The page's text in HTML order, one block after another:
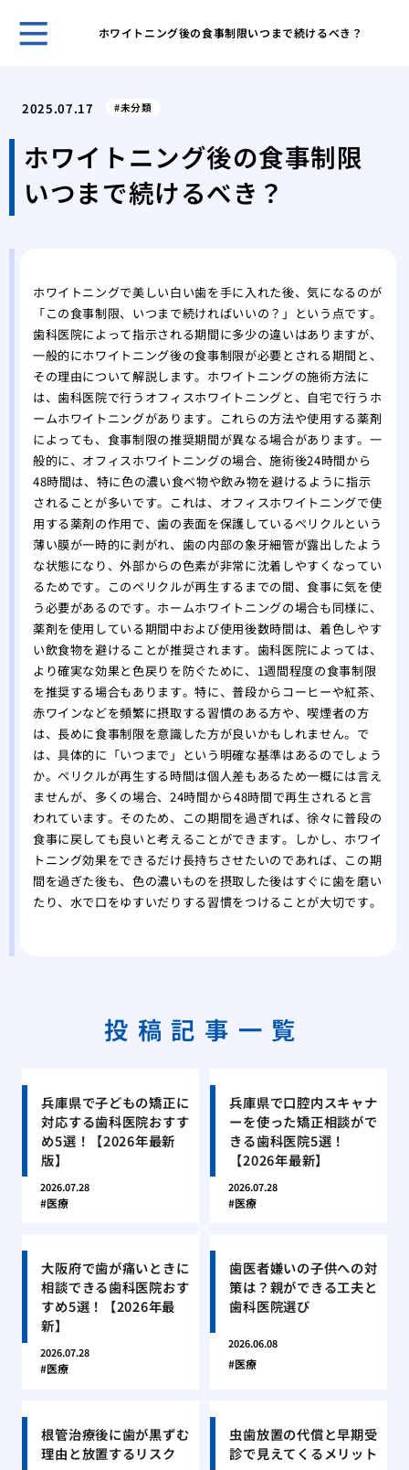
ホワイトニング後の食事制限いつまで続けるべき？
を
2025.07.17 未分類
ホワイトニング後の食事制限
いつまで続けるべき？
ホワイトニングで美しい白い歯を手に入れた後、気になるのが
「この食事制限、いつまで続ければいいの？」という点です。
歯科医院によって指示される期間に多少の違いはありますが、
一般的にホワイトニング後の食事制限が必要とされる期間と、
その理由について解説します。ホワイトニングの施術方法に
は、歯科医院で行うオフィスホワイトニングと、自宅で行うホ
ームホワイトニングがあります。これらの方法や使用する薬剤
によっても、食事制限の推奨期間が異なる場合があります。一
般的に、オフィスホワイトニングの場合、施術後24時間から
48時間は、特に色の濃い食べ物や飲み物を避けるように指示
されることが多いです。これは、オフィスホワイトニングで使
用する薬剤の作用で、歯の表面を保護しているペリクルという
薄い膜が一時的に剥がれ、歯の内部の象牙細管が露出したよう
な状態になり、外部からの色素が非常に沈着しやすくなってい
るためです。このペリクルが再生するまでの間、食事に気を使
う必要があるのです。ホームホワイトニングの場合も同様に、
薬剤を使用している期間中および使用後数時間は、着色しやす
い飲食物を避けることが推奨されます。歯科医院によっては、
より確実な効果と色戻りを防ぐために、1週間程度の食事制限
を推奨する場合もあります。特に、普段からコーヒーや紅茶、
赤ワインなどを頻繁に摂取する習慣のある方や、喫煙者の方
は、長めに食事制限を意識した方が良いかもしれません。で
は、具体的に「いつまで」という明確な基準はあるのでしょう
か。ペリクルが再生する時間は個人差もあるため一概には言え
ませんが、多くの場合、24時間から48時間で再生されると言
われています。そのため、この期間を過ぎれば、徐々に普段の
食事に戻しても良いと考えることができます。しかし、ホワイ
トニング効果をできるだけ長持ちさせたいのであれば、この期
間を過ぎた後も、色の濃いものを摂取した後はすぐに歯を磨い
たり、水で口をゆすいだりする習慣をつけることが大切です。
投稿記事一覧
兵庫県で子どもの矯正に
対応する歯科医院おすす
め5選！【2026年最新
版】
2026.07.28
医療
兵庫県で口腔内スキャナ
ーを使った矯正相談がで
きる歯科医院5選！
【2026年最新】
2026.07.28
医療
大阪府で歯が痛いときに
相談できる歯科医院おす
すめ5選！【2026年最
新】
2026.07.28
医療
歯医者嫌いの子供への対
策は？親ができる工夫と
歯科医院選び
2026.06.08
医療
根管治療後に歯が黒ずむ
理由と放置するリスク
虫歯放置の代償と早期受
診で見えてくるメリット